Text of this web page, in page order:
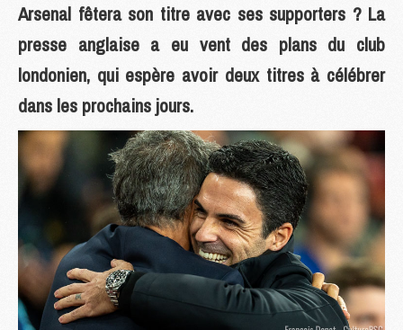
Arsenal fêtera son titre avec ses supporters ? La
presse anglaise a eu vent des plans du club
londonien, qui espère avoir deux titres à célébrer
dans les prochains jours.